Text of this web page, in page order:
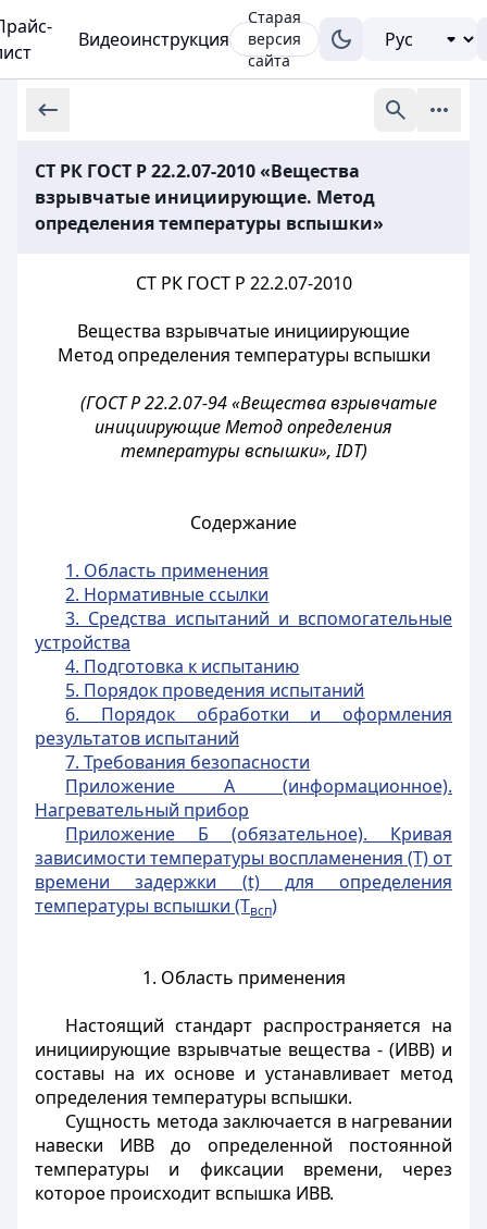
Видеоинструкция
Старая
версия
сайта
СТ РК ГОСТ Р 22.2.07-2010 «Вещества
взрывчатые инициирующие. Метод
определения температуры вспышки»
СТ РК ГОСТ Р 22.2.07-2010
Вещества взрывчатые инициирующие
Метод определения температуры вспышки
(ГОСТ Р 22.2.07-94 «Вещества взрывчатые
инициирующие Метод определения
температуры вспышки», IDT)
Содержание
1. Область применения
2. Нормативные ссылки
3. Средства испытаний и вспомогательные
устройства
4. Подготовка к испытанию
5. Порядок проведения испытаний
6. Порядок обработки и оформления
результатов испытаний
7. Требования безопасности
Приложение А (информационное).
Нагревательный прибор
Приложение Б (обязательное). Кривая
зависимости температуры воспламенения (Т) от
времени задержки (t) для определения
температуры вспышки (Твсп)
1. Область применения
Настоящий стандарт распространяется на
инициирующие взрывчатые вещества - (ИВВ) и
составы на их основе и устанавливает метод
определения температуры вспышки.
Сущность метода заключается в нагревании
навески ИВВ до определенной постоянной
температуры и фиксации времени, через
которое происходит вспышка ИВВ.